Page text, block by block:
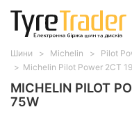
MICHELIN PILOT
75W
Шини Michelin
Pilot
Michelin Pilot Power 2CT